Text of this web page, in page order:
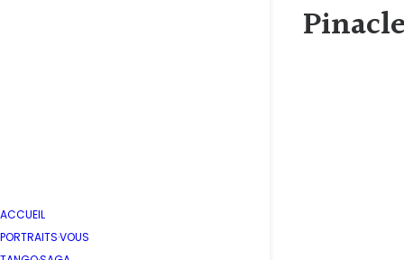
ACCUEIL
PORTRAITS·VOUS
Pinacle